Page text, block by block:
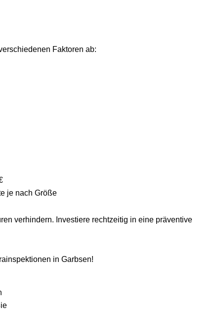
Faktoren ab:
je nach Größe
verhindern. Investiere rechtzeitig in eine präventive
in Garbsen!